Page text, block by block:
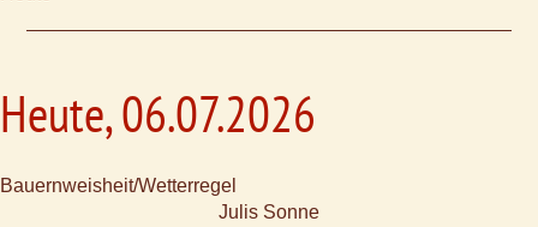
Heute, 06.07.2026
Bauernweisheit/Wetterregel
Julis Sonne